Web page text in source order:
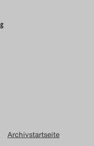
Archivstartseite